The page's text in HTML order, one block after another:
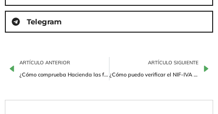
Telegram
ARTÍCULO ANTERIOR
¿Cómo comprueba Hacienda las facturas? Sal ahora de dudas
ARTÍCULO SIGUIENTE
¿Cómo puedo verificar el NIF-IVA de un cliente?